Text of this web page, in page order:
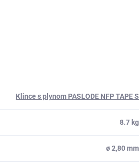
Klince s plynom PASLODE NFP TAPE S
8.7 kg
ø 2,80 mm